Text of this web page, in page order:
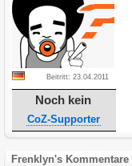
Beitritt: 23.04.2011
Noch kein
CoZ-Supporter
Frenklyn's Kommentare